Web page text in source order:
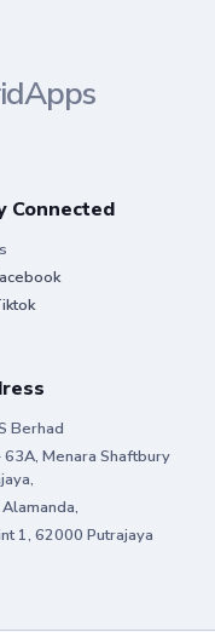
Connected
Berhad
63A, Menara Shaftbury
Alamanda,
1, 62000 Putrajaya